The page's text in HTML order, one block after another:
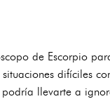
de Escorpio
difíciles
llevarte a